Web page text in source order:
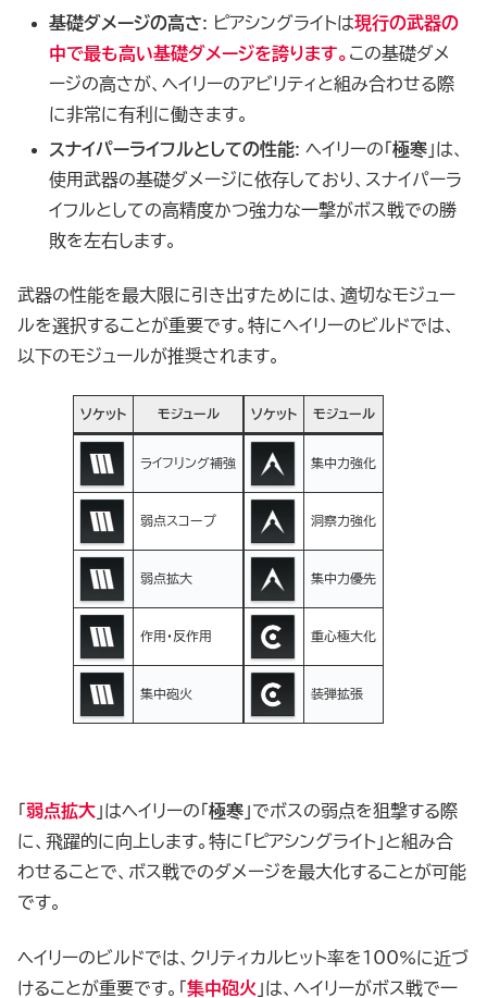
基礎ダメージの高さ: ピアシングライトは現行の武器の
中で最も高い基礎ダメージを誇ります。 この基礎ダメ
ージの高さが、ヘイリーのアビリティと組み合わせる際
に非常に有利に働きます。
スナイパーライフルとしての性能: ヘイリーの「極寒 」は、
使用武器の基礎ダメージに依存しており、スナイパーラ
イフルとしての高精度かつ強力な一撃がボス戦での勝
敗を左右します。
武器の性能を最大限に引き出すためには、適切なモジュー
ルを選択することが重要です。特にヘイリーのビルドでは、
以下のモジュールが推奨されます。
ソケット モジュール
ライフリング補強
弱点スコープ
弱点拡大
作用・反作用
集中砲火
ソケット モジュール
集中力強化
洞察力強化
集中力優先
重心極大化
装弾拡張
弱点拡大 」はヘイリーの「 極寒 」でボスの弱点を狙撃する際
に、飛躍的に向上します。特に「ピアシングライト」と組み合
わせることで、ボス戦でのダメージを最大化することが可能
です。
ヘイリーのビルドでは、クリティカルヒット率を100%に近づ
けることが重要です。「集中砲火 」は、ヘイリーがボス戦で一